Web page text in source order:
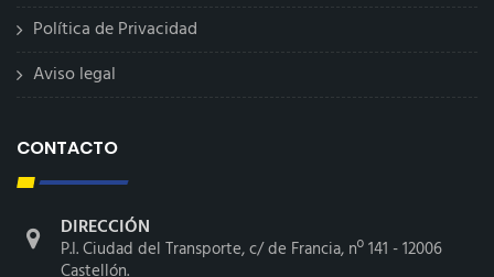
Política de Privacidad
Aviso legal
CONTACTO
DIRECCIÓN
P.I. Ciudad del Transporte, c/ de Francia, nº 141 - 12006
Castellón.